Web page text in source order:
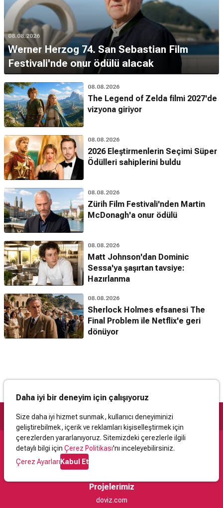
08.08.2026
Werner Herzog 74. San Sebastian Film
Festivali'nde onur ödülü alacak
08.08.2026
The Legend of Zelda filmi 2027'de
vizyona giriyor
08.08.2026
2026 Eleştirmenlerin Seçimi Süper
Ödülleri sahiplerini buldu
08.08.2026
Zürih Film Festivali'nden Martin
McDonagh'a onur ödülü
08.08.2026
Matt Johnson'dan Dominic
Sessa'ya şaşırtan tavsiye:
Hazırlanma
08.08.2026
Sherlock Holmes efsanesi The
Final Problem ile Netflix'e geri
dönüyor
Daha iyi bir deneyim için çalışıyoruz
Size daha iyi hizmet sunmak, kullanıcı deneyiminizi
geliştirebilmek, içerik ve reklamları kişiselleştirmek için
çerezlerden yararlanıyoruz. Sitemizdeki çerezlerle ilgili
detaylı bilgi için Çerez Politikası'nı inceleyebilirsiniz.
Çerez AyarlarıKabul Et
Destek
İletişimYardımKullanıcı Sözleşmesi
Projelerimiz
doviz.com